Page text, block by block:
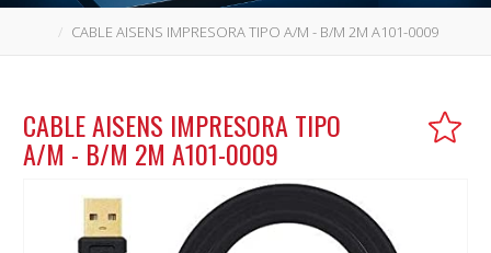
CABLE AISENS IMPRESORA TIPO A/M - B/M 2M A101-0009
CABLE AISENS IMPRESORA TIPO
A/M - B/M 2M A101-0009